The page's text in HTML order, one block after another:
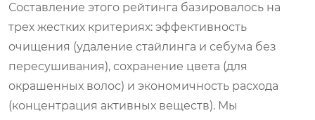
Составление этого рейтинга базировалось на
трех жестких критериях: эффективность
очищения (удаление стайлинга и себума без
пересушивания), сохранение цвета (для
окрашенных волос) и экономичность расхода
(концентрация активных веществ). Мы